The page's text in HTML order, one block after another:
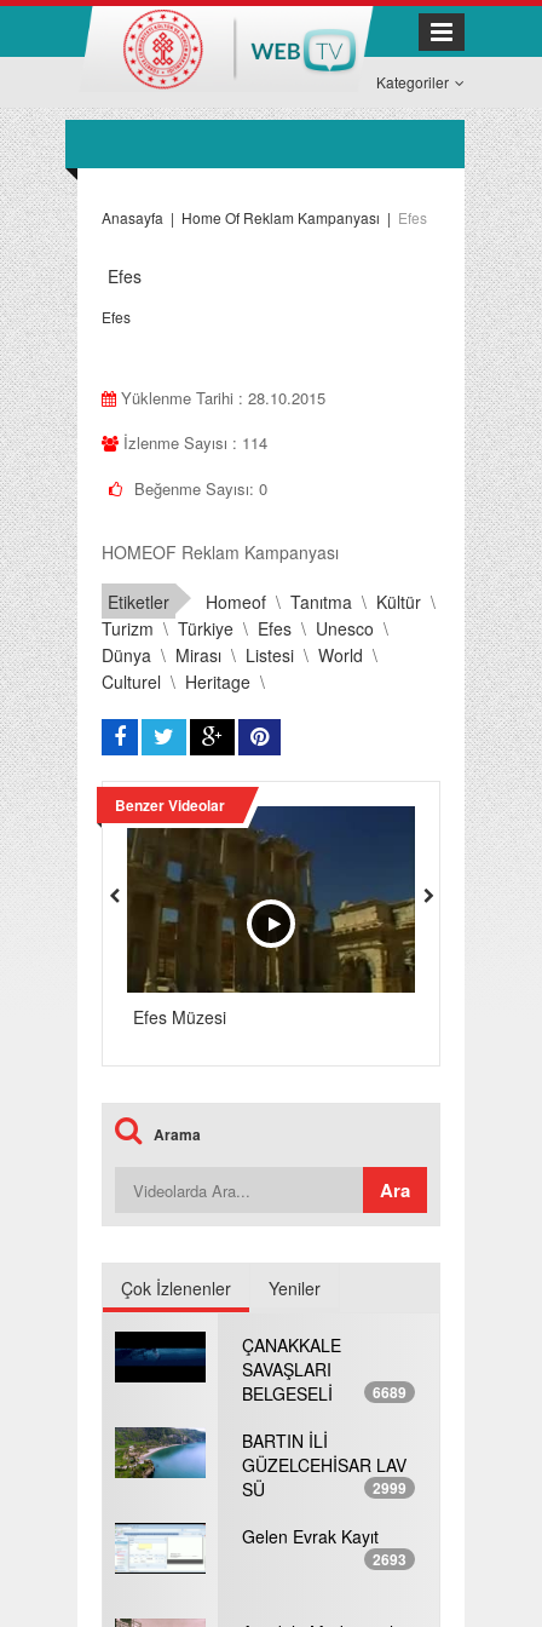
Kategoriler
Anasayfa | Home Of Reklam Kampanyası | Efes
Efes
Efes
Yüklenme Tarihi : 28.10.2015
İzlenme Sayısı : 114
Beğenme Sayısı: 0
HOMEOF Reklam Kampanyası
Etiketler Homeof \ Tanıtma \ Kültür \
Turizm \ Türkiye \ Efes \ Unesco \
Dünya \ Mirası \ Listesi \ World \
Culturel \ Heritage \
Benzer Videolar
Efes Müzesi
Arama
Çok İzlenenler Yeniler
ÇANAKKALE
SAVAŞLARI
BELGESELİ
6689
BARTIN İLİ
GÜZELCEHİSAR LAV
SÜ
2999
Gelen Evrak Kayıt
2693